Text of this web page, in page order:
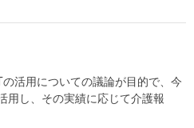
活用についての議論が目的で、今
用し、その実績に応じて介護報